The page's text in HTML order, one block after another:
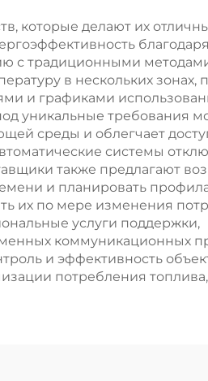
от
которые делают их
с традиционными
в нескольких зонах,
и графиками
уникальные требования
среды и облегчает
системы
также предлагают
и планировать
их по мере изменения
услуги поддержки,
коммуникационных
и эффективность
потребления